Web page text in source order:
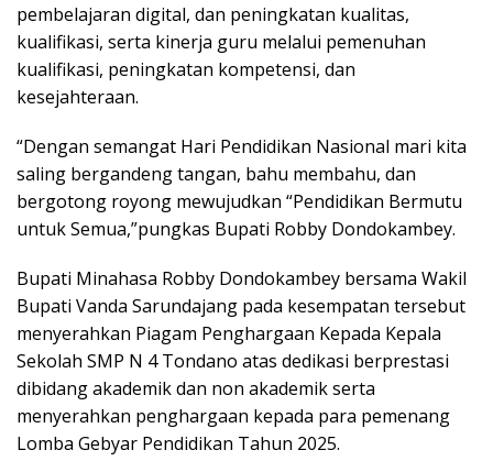
pembelajaran digital, dan peningkatan kualitas,
kualifikasi, serta kinerja guru melalui pemenuhan
kualifikasi, peningkatan kompetensi, dan
kesejahteraan.
“Dengan semangat Hari Pendidikan Nasional mari kita
saling bergandeng tangan, bahu membahu, dan
bergotong royong mewujudkan “Pendidikan Bermutu
untuk Semua,”pungkas Bupati Robby Dondokambey.
Bupati Minahasa Robby Dondokambey bersama Wakil
Bupati Vanda Sarundajang pada kesempatan tersebut
menyerahkan Piagam Penghargaan Kepada Kepala
Sekolah SMP N 4 Tondano atas dedikasi berprestasi
dibidang akademik dan non akademik serta
menyerahkan penghargaan kepada para pemenang
Lomba Gebyar Pendidikan Tahun 2025.